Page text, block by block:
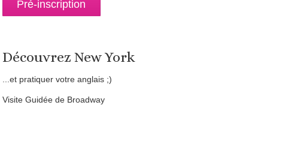
Pré-inscription
Découvrez New York
...et pratiquer votre anglais ;)
Visite Guidée de Broadway